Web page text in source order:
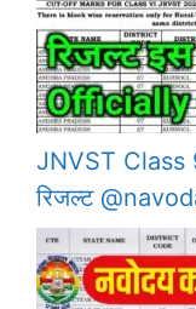
JNVST Class
रिजल्ट